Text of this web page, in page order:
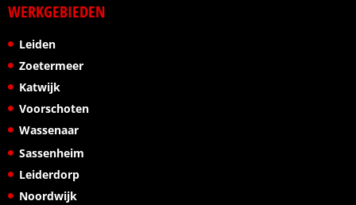
WERKGEBIEDEN
Leiden
Zoetermeer
Katwijk
Voorschoten
Wassenaar
Sassenheim
Leiderdorp
Noordwijk